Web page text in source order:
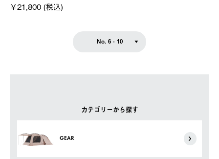
カテゴリーから探す
GEAR
￥21,800 (税込)
No. 6 - 10